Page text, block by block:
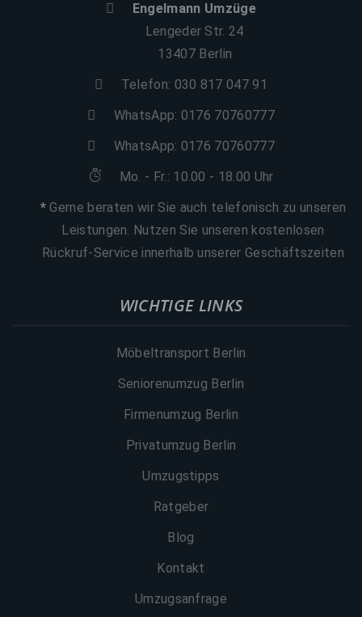
Engelmann Umzüge
Lengeder Str. 24
13407 Berlin
Telefon: 030 817 047 91
WhatsApp: 0176 70760777
WhatsApp: 0176 70760777
Mo. - Fr.: 10.00 - 18.00 Uhr
*Gerne beraten wir Sie auch telefonisch zu unseren
Leistungen. Nutzen Sie unseren kostenlosen
Rückruf-Service innerhalb unserer Geschäftszeiten
WICHTIGE LINKS
Möbeltransport Berlin
Seniorenumzug Berlin
Firmenumzug Berlin
Privatumzug Berlin
Umzugstipps
Ratgeber
Blog
Kontakt
Umzugsanfrage